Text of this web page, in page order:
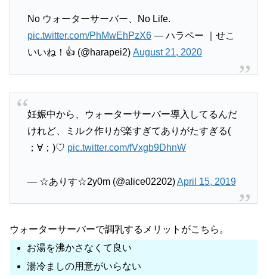
No ウォーターサーバー、No Life.
pic.twitter.com/PhMwEhPzX6— ハラペー ｜せこ
いいね！👍 (@harapei2) August 21, 2020
妊娠中から、ウォーターサーバー導入してるんだ
けれど、ミルク作りが楽すぎてありがたすぎる(
；∀；)♡ pic.twitter.com/fVxgb9DhnW
— ☆ありす☆2y0m (@alice02202)April 15, 2019
ウォーターサーバーで調乳するメリットがこちら。
お湯を沸かさなくて良い
湯冷ましの用意がいらない